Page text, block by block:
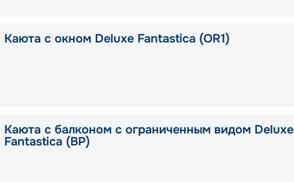
Каюта с окном Deluxe Fantastica (OR1)
Каюта с балконом c ограниченным видом Deluxe
Fantastica (BP)